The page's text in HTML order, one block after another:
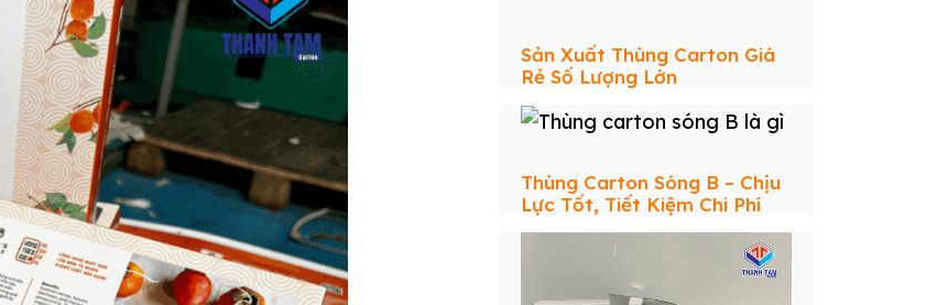
Sản Xuất Thùng Carton Giá
Rẻ Số Lượng Lớn
Thùng Carton Sóng B – Chịu
Lực Tốt, Tiết Kiệm Chi Phí